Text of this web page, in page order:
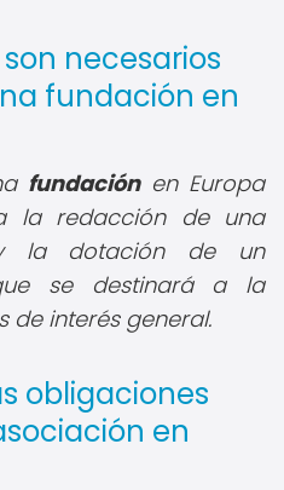
necesarios
fundación en
fundaciónen Europa
la redacción de una
dotación de un
se destinará a la
de interés general.
obligaciones
en